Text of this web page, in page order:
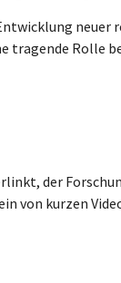
tragende Rolle
der
von kurzen